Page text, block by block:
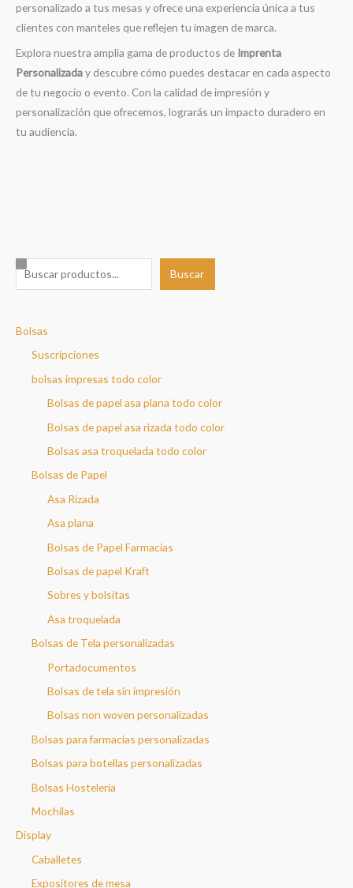
B
u
c
Buscar
Bolsas
Suscripciones
bolsas impresas todo color
Bolsas de papel asa plana todo color
Bolsas de papel asa rizada todo color
Bolsas asa troquelada todo color
Bolsas de Papel
Asa Rizada
Asa plana
Bolsas de Papel Farmacias
Bolsas de papel Kraft
Sobres y bolsitas
Asa troquelada
Bolsas de Tela personalizadas
Portadocumentos
Bolsas de tela sin impresión
Bolsas non woven personalizadas
Bolsas para farmacias personalizadas
Bolsas para botellas personalizadas
Bolsas Hostelería
Mochilas
Display
Caballetes
Expositores de mesa
personalizado a tus mesas y ofrece una experiencia única a tus
clientes con manteles que reflejen tu imagen de marca.
Explora nuestra amplia gama de productos de Imprenta
Personalizaday descubre cómo puedes destacar en cada aspecto
de tu negocio o evento. Con la calidad de impresión y
personalización que ofrecemos, lograrás un impacto duradero en
tu audiencia.